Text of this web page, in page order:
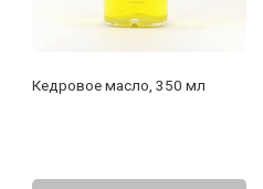
Кедровое масло, 350 мл